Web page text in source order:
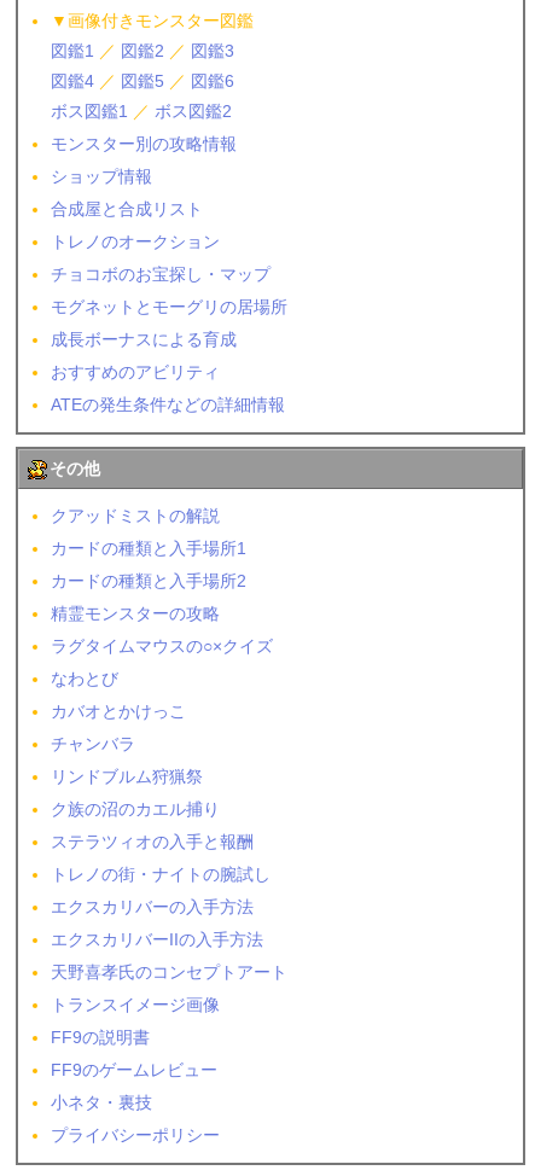
▼画像付きモンスター図鑑
図鑑1 ／ 図鑑2 ／ 図鑑3
図鑑4 ／ 図鑑5 ／ 図鑑6
ボス図鑑1 ／ボス図鑑2
モンスター別の攻略情報
ショップ情報
合成屋と合成リスト
トレノのオークション
チョコボのお宝探し・マップ
モグネットとモーグリの居場所
成長ボーナスによる育成
おすすめのアビリティ
ATEの発生条件などの詳細情報
その他
クアッドミストの解説
カードの種類と入手場所1
カードの種類と入手場所2
精霊モンスターの攻略
ラグタイムマウスの○×クイズ
なわとび
カバオとかけっこ
チャンバラ
リンドブルム狩猟祭
ク族の沼のカエル捕り
ステラツィオの入手と報酬
トレノの街・ナイトの腕試し
エクスカリバーの入手方法
エクスカリバーIIの入手方法
天野喜孝氏のコンセプトアート
トランスイメージ画像
FF9の説明書
FF9のゲームレビュー
小ネタ・裏技
プライバシーポリシー